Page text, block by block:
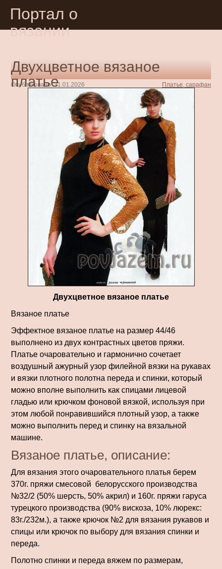
Портал о
вязании
Двухцветное вязаное
платье
Опубликовано: 31.01.2026 Платье, сарафан
Двухцветное вязаное платье
Вязаное платье
Эффектное вязаное платье на размер 44/46
выполнено из двух контрастных цветов пряжи.
Платье очаровательно и гармонично сочетает
воздушный ажурный узор филейной вязки на рукавах
и вязки плотного полотна переда и спинки, который
можно вполне выполнить как спицами лицевой
гладью или крючком фоновой вязкой, используя при
этом любой понравившийся плотный узор, а также
можно выполнить перед и спинку на вязальной
машине.
Вязаное платье, описание:
Для вязания этого очаровательного платья берем
370г. пря­жи смесовой белорусского производства
№32/2 (50% шерсть, 50% акрил) и 160г. пряжи гаруса
ту­рецкого производства (90% вискоза, 10% люрекс:
83г./232м.), а также крючок №2 для вязания рукавов и
спицы или крючок по выбору для вязания спинки и
переда.
Полотно спинки и переда вяжем по размерам,